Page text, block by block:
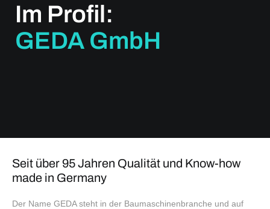
Im Profil:
GEDA GmbH
Seit über 95 Jahren Qualität und Know-how
made in Germany
Der Name GEDA steht in der Baumaschinenbranche und auf